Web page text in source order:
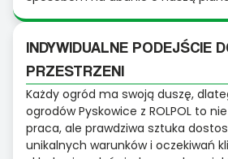
INDYWIDUALNE PODEJŚCIE
PRZESTRZENI
Każdy ogród ma swoją duszę,
ogrodów Pyskowice z ROLPOL to
praca, ale prawdziwa sztuka
unikalnych warunków i oczekiwań